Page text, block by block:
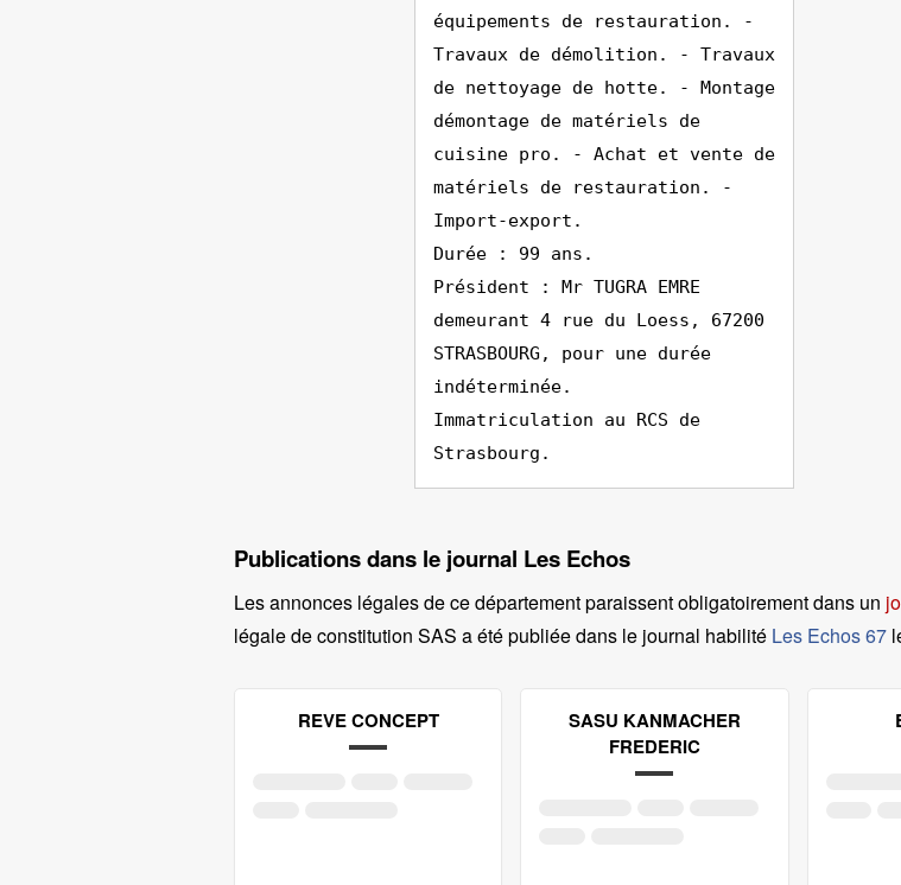
équipements de restauration. -
Travaux de démolition. - Travaux
de nettoyage de hotte. - Montage
démontage de matériels de
cuisine pro. - Achat et vente de
matériels de restauration. -
Import-export.
Durée : 99 ans.
Président : Mr TUGRA EMRE
demeurant 4 rue du Loess, 67200
STRASBOURG, pour une durée
indéterminée.
Immatriculation au RCS de
Strasbourg.
Publications dans le journal Les Echos
Les annonces légales de ce département paraissent obligatoirement dans un
légale de constitution SAS a été publiée dans le journal habilité Les Echos 67
REVE CONCEPT
SASU KANMACHER
FREDERIC